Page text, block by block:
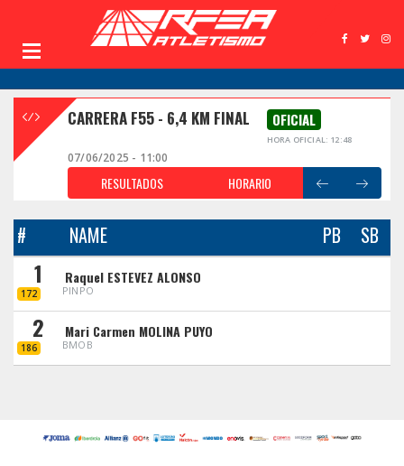
CARRERA F55 - 6,4 KM FINAL OFICIAL
HORA OFICIAL: 12:48
07/06/2025 - 11:00
RESULTADOS HORARIO
# NAME PB SB
1
172
Raquel ESTEVEZ ALONSO
PINPO
2
186
Mari Carmen MOLINA PUYO
BMOB